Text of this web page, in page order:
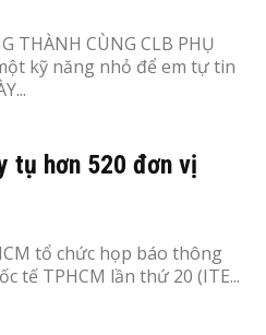
THÀNH CÙNG CLB PHỤ
kỹ năng nhỏ để em tự tin
tụ hơn 520 đơn vị
tổ chức họp báo thông
tế TPHCM lần thứ 20 (ITE...